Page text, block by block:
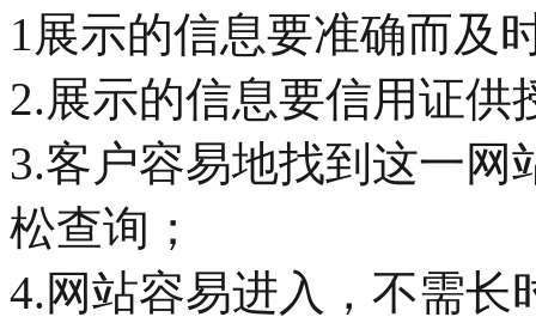
1展示的信息要准确而及
2.展示的信息要信用证供
3.客户容易地找到这一
松查询；
4.网站容易进入，不需长